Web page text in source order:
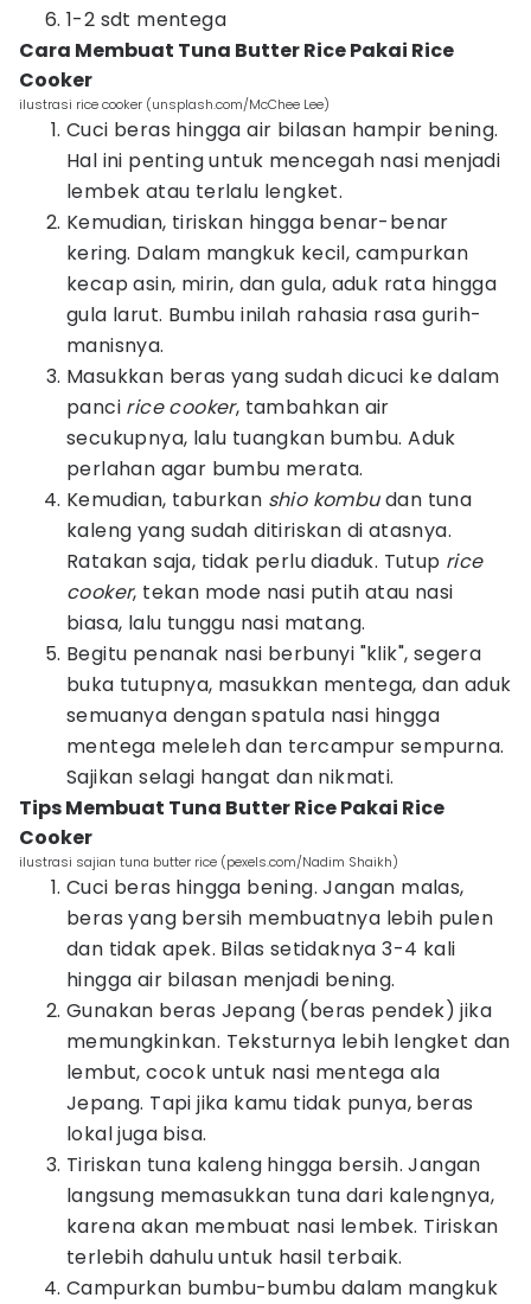
1-2 sdt mentega
Cara Membuat Tuna Butter Rice Pakai Rice
Cooker
ilustrasi rice cooker (unsplash.com/McChee Lee)
Cuci beras hingga air bilasan hampir bening.
Hal ini penting untuk mencegah nasi menjadi
lembek atau terlalu lengket.
Kemudian, tiriskan hingga benar-benar
kering. Dalam mangkuk kecil, campurkan
kecap asin, mirin, dan gula, aduk rata hingga
gula larut. Bumbu inilah rahasia rasa gurih-
manisnya.
Masukkan beras yang sudah dicuci ke dalam
panci rice cooker, tambahkan air
secukupnya, lalu tuangkan bumbu. Aduk
perlahan agar bumbu merata.
Kemudian, taburkan shio kombudan tuna
kaleng yang sudah ditiriskan di atasnya.
Ratakan saja, tidak perlu diaduk. Tutup rice
cooker, tekan mode nasi putih atau nasi
biasa, lalu tunggu nasi matang.
Begitu penanak nasi berbunyi "klik", segera
buka tutupnya, masukkan mentega, dan aduk
semuanya dengan spatula nasi hingga
mentega meleleh dan tercampur sempurna.
Sajikan selagi hangat dan nikmati.
Tips Membuat Tuna Butter Rice Pakai Rice
Cooker
ilustrasi sajian tuna butter rice (pexels.com/Nadim Shaikh)
Cuci beras hingga bening. Jangan malas,
beras yang bersih membuatnya lebih pulen
dan tidak apek. Bilas setidaknya 3-4 kali
hingga air bilasan menjadi bening.
Gunakan beras Jepang (beras pendek) jika
memungkinkan. Teksturnya lebih lengket dan
lembut, cocok untuk nasi mentega ala
Jepang. Tapi jika kamu tidak punya, beras
lokal juga bisa.
Tiriskan tuna kaleng hingga bersih. Jangan
langsung memasukkan tuna dari kalengnya,
karena akan membuat nasi lembek. Tiriskan
terlebih dahulu untuk hasil terbaik.
Campurkan bumbu-bumbu dalam mangkuk